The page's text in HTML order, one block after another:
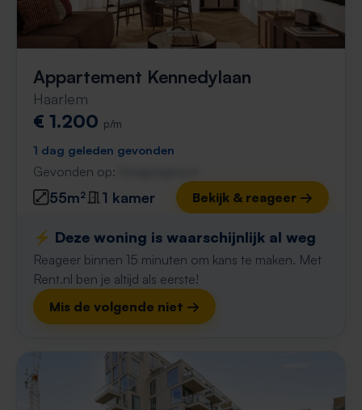
Appartement Kennedylaan
Haarlem
€ 1.200 p/m
1 dag geleden gevonden
Gevonden op:
55m² 1 kamer Bekijk & reageer →
⚡️ Deze woning is waarschijnlijk al weg
Reageer binnen 15 minuten om kans te maken. Met
Rent.nl ben je altijd als eerste!
Mis de volgende niet →